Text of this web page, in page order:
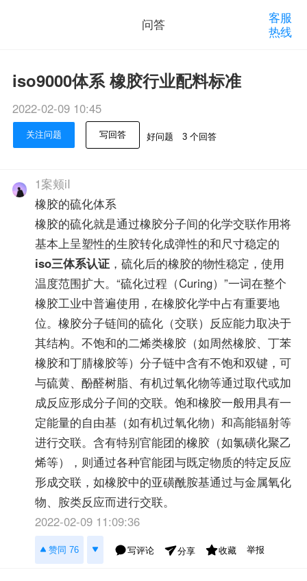
问答
客服
热线
iso9000体系 橡胶行业配料标准
2022-02-09 10:45
关注问题 写回答 好问题 3 个回答
1案颊iI
橡胶的硫化体系
橡胶的硫化就是通过橡胶分子间的化学交联作用将
基本上呈塑性的生胶转化成弹性的和尺寸稳定的
iso三体系认证 ，硫化后的橡胶的物性稳定，使用
温度范围扩大。“硫化过程（Curing）”一词在整个
橡胶工业中普遍使用，在橡胶化学中占有重要地
位。橡胶分子链间的硫化（交联）反应能力取决于
其结构。不饱和的二烯类橡胶（如周然橡胶、丁苯
橡胶和丁腈橡胶等）分子链中含有不饱和双键，可
与硫黄、酚醛树脂、有机过氧化物等通过取代或加
成反应形成分子间的交联。饱和橡胶一般用具有一
定能量的自由基（如有机过氧化物）和高能辐射等
进行交联。含有特别官能团的橡胶（如氯磺化聚乙
烯等），则通过各种官能团与既定物质的特定反应
形成交联，如橡胶中的亚磺酰胺基通过与金属氧化
物、胺类反应而进行交联。
2022-02-09 11:09:36
赞同 76 写评论 分享 收藏 举报